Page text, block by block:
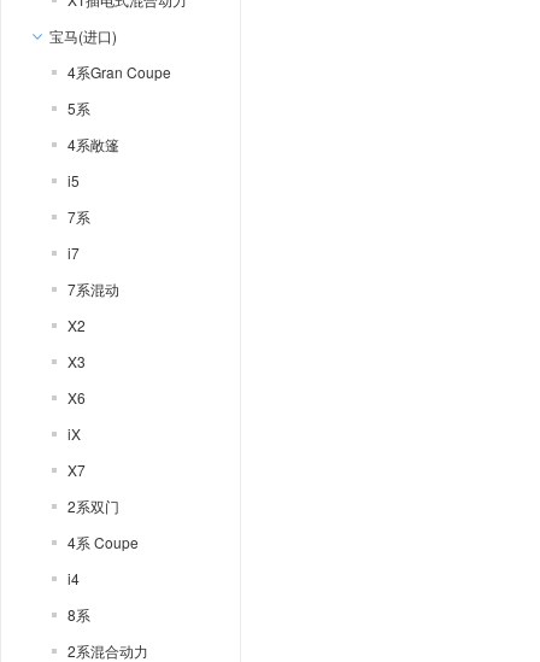
宝马(进口)
4系Gran Coupe
5系
4系敞篷
i5
7系
i7
7系混动
X2
X3
X6
iX
X7
2系双门
4系 Coupe
i4
8系
2系混合动力